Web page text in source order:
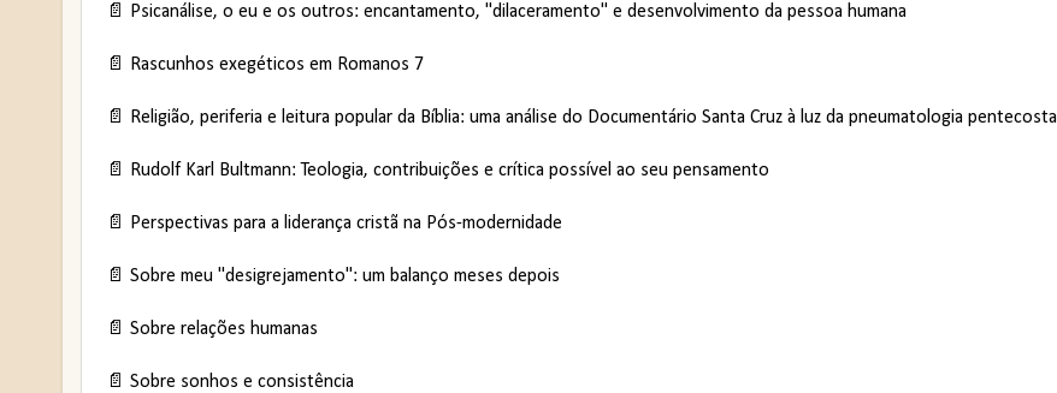
📄 Psicanálise, o eu e os outros: encantamento, "dilaceramento" e desenvolvimento da pessoa humana
📄 Rascunhos exegéticos em Romanos 7
📄 Religião, periferia e leitura popular da Bíblia: uma análise do Documentário Santa Cruz à luz da pneumatologia pentecostal
📄 Rudolf Karl Bultmann: Teologia, contribuições e crítica possível ao seu pensamento
📄 Perspectivas para a liderança cristã na Pós-modernidade
📄 Sobre meu "desigrejamento": um balanço meses depois
📄 Sobre relações humanas
📄 Sobre sonhos e consistência